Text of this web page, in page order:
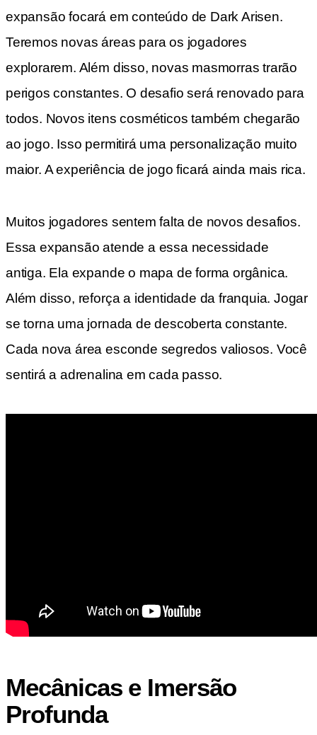
expansão focará em conteúdo de Dark Arisen.
Teremos novas áreas para os jogadores
explorarem. Além disso, novas masmorras trarão
perigos constantes. O desafio será renovado para
todos. Novos itens cosméticos também chegarão
ao jogo. Isso permitirá uma personalização muito
maior. A experiência de jogo ficará ainda mais rica.
Muitos jogadores sentem falta de novos desafios.
Essa expansão atende a essa necessidade
antiga. Ela expande o mapa de forma orgânica.
Além disso, reforça a identidade da franquia. Jogar
se torna uma jornada de descoberta constante.
Cada nova área esconde segredos valiosos. Você
sentirá a adrenalina em cada passo.
Mecânicas e Imersão
Profunda